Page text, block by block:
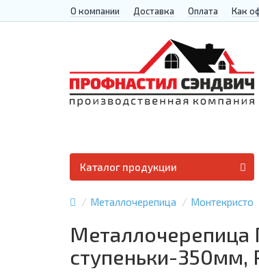
О компании Доставка Оплата Как
Каталог продукции
Металлочерепица Монтекристо
Металлочерепица
ступеньки-350мм,